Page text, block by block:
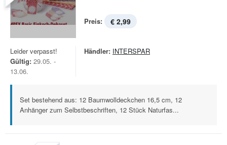
Preis: € 2,99
Leider verpasst!
Gültig: 29.05. -
13.06.
Händler: INTERSPAR
Set bestehend aus: 12 Baumwolldeckchen 16,5 cm, 12
Anhänger zum Selbstbeschriften, 12 Stück Naturfas...